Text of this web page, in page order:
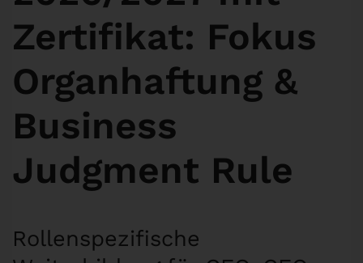
Zertifikat: Fokus
Organhaftung &
Business
Judgment Rule
Rollenspezifische